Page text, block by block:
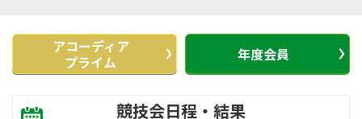
アコーディア
プライム
年度会員
競技会日程・結果